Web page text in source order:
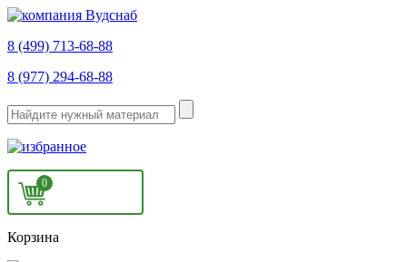
8 (499) 713-68-88
8 (977) 294-68-88
0
Корзина